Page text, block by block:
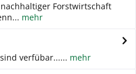
Forstwirtschaft
mehr
verfübar...... mehr